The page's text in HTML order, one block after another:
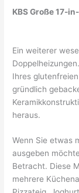
KBS Große 17-
Ein weiterer
Ihres
gründlich
heraus.
Wenn Sie etwas
ausgeben
Betracht. Diese
mehrere